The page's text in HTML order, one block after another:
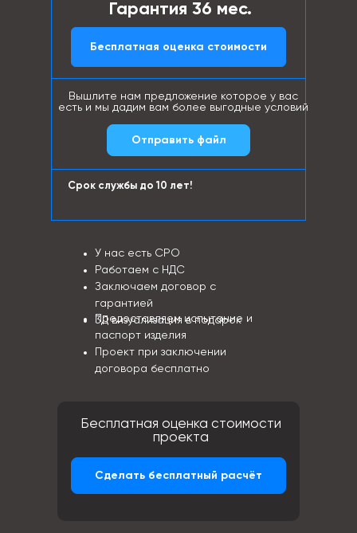
Гарантия 36 мес.
Бесплатная оценка стоимости
Вышлите нам предложение которое у вас
есть и мы дадим вам более выгодные условий
Срок службы до 10 лет!
Предоставляем испытание и
паспорт изделия
Проект при заключении
договора бесплатно
У нас есть СРО
Работаем с НДС
Заключаем договор с
гарантией
3Д визуализация в подарок
Отправить файл
Бесплатная оценка стоимости
проекта
Сделать бесплатный расчёт